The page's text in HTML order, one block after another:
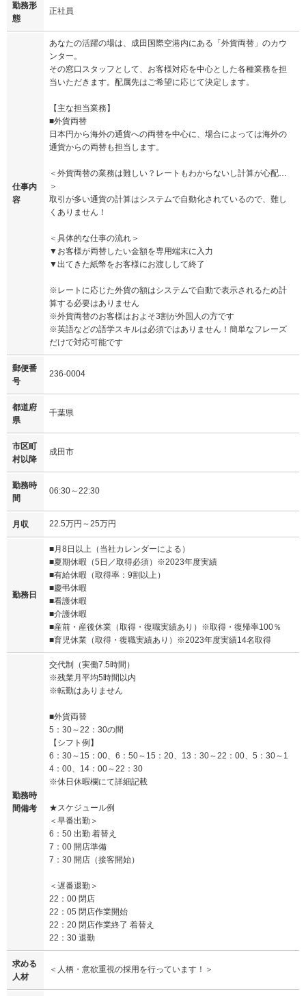
勤務形
態
正社員
仕事内
容
あなたの活躍の場は、成田国際空港内にある「外貨両替」のカウ
ンター。
その窓口スタッフとして、お客様対応を中心とした各種業務を担
当いただきます。配属先はご希望に応じて決定します。
【主な担当業務】
■外貨両替
日本円から海外の通貨への両替を中心に、場合によっては海外の
通貨からの両替も担当します。
＜外貨両替の業務は難しい？レートもわからないし計算が心配…
＞
取引が多い通貨の計算はシステムで自動化されているので、難し
くありません！
＜具体的な仕事の流れ＞
▼お客様が両替したい金額を専用端末に入力
▼出てきた紙幣をお客様にお渡しして終了
※レートに応じた外貨の額はシステムで自動で表示されるため計
算する必要はありません
※外貨両替のお客様はおよそ3割が外国人の方です
※英語などの語学スキルは必須ではありません！簡単なフレーズ
だけで対応可能です
郵便番
号
236-0004
都道府
県
千葉県
市区町
村以降
成田市
勤務時
間
06:30～22:30
月収 22.5万円～25万円
勤務日
■月8日以上（当社カレンダーによる）
■夏期休暇（5日／取得必須）※2023年度実績
■有給休暇（取得率：9割以上）
■慶弔休暇
■看護休暇
■介護休暇
■産前・産後休業（取得・復職実績あり）※取得・復帰率100％
■育児休業（取得・復職実績あり）※2023年度実績14名取得
勤務時
間備考
交代制（実働7.5時間）
※残業月平均5時間以内
※転勤はありません
■外貨両替
5：30～22：30の間
【シフト例】
6：30～15：00、6：50～15：20、13：30～22：00、5：30～1
4：00、14：00～22：30
※休日休暇欄にて詳細記載
★スケジュール例
＜早番出勤＞
6：50 出勤 着替え
7：00 開店準備
7：30 開店（接客開始）
＜遅番退勤＞
22：00 閉店
22：05 閉店作業開始
22：20 閉店作業終了 着替え
22：30 退勤
求める
人材
＜人柄・意欲重視の採用を行っています！＞